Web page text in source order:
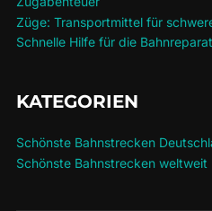
Züge: Transportmittel für
Schnelle Hilfe für die
KATEGORIEN
Schönste Bahnstrecken
Schönste Bahnstrecken weltweit